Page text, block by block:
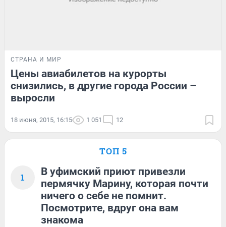
СТРАНА И МИР
Цены авиабилетов на курорты
снизились, в другие города России –
выросли
18 июня, 2015, 16:15 1 051 12
ТОП 5
1
В уфимский приют привезли
пермячку Марину, которая почти
ничего о себе не помнит.
Посмотрите, вдруг она вам
знакома